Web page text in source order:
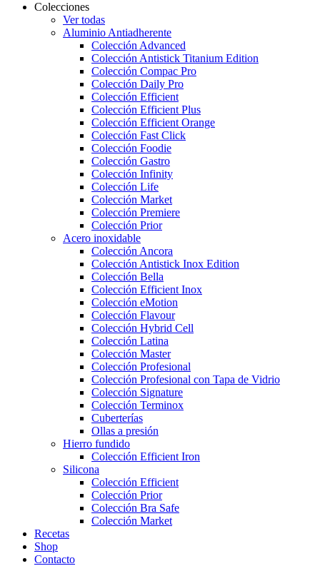
Colecciones
Ver todas
Aluminio Antiadherente
Colección Advanced
Colección Antistick Titanium Edition
Colección Compac Pro
Colección Daily Pro
Colección Efficient
Colección Efficient Plus
Colección Efficient Orange
Colección Fast Click
Colección Foodie
Colección Gastro
Colección Infinity
Colección Life
Colección Market
Colección Premiere
Colección Prior
Acero inoxidable
Colección Ancora
Colección Antistick Inox Edition
Colección Bella
Colección Efficient Inox
Colección eMotion
Colección Flavour
Colección Hybrid Cell
Colección Latina
Colección Master
Colección Profesional
Colección Profesional con Tapa de Vidrio
Colección Signature
Colección Terminox
Cuberterías
Ollas a presión
Hierro fundido
Colección Efficient Iron
Silicona
Colección Efficient
Colección Prior
Colección Bra Safe
Colección Market
Recetas
Shop
Contacto